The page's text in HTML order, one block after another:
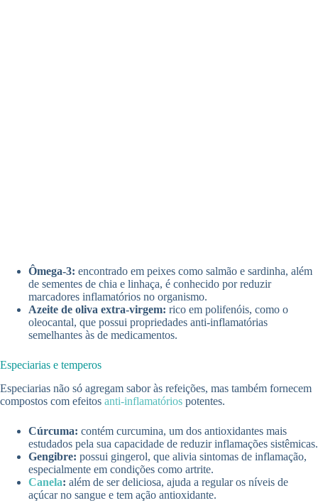
Ômega-3: encontrado em peixes como salmão e sardinha, além
de sementes de chia e linhaça, é conhecido por reduzir
marcadores inflamatórios no organismo.
Azeite de oliva extra-virgem: rico em polifenóis, como o
oleocantal, que possui propriedades anti-inflamatórias
semelhantes às de medicamentos.
Especiarias e temperos
Especiarias não só agregam sabor às refeições, mas também fornecem
compostos com efeitos anti-inflamatórios potentes.
Cúrcuma: contém curcumina, um dos antioxidantes mais
estudados pela sua capacidade de reduzir inflamações sistêmicas.
Gengibre: possui gingerol, que alivia sintomas de inflamação,
especialmente em condições como artrite.
Canela: além de ser deliciosa, ajuda a regular os níveis de
açúcar no sangue e tem ação antioxidante.